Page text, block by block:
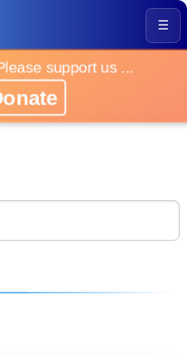
☰
support us ...